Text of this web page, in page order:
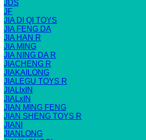
JDS
JF
JIA DI QI TOYS
JIA FENG DA
JIA HAN R
JIA MING
JIA NING DA R
JIACHENG R
JIAKAILONG
JIALEGU TOYS R
JIALIxIN
JIALxIN
JIAN MING FENG
JIAN SHENG TOYS R
JIANI
JIANLONG